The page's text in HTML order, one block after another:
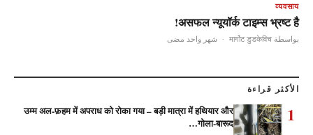
व्यवसाय
असफल न्यूयॉर्क टाइम्स भ्रष्ट है!
بواسطة मार्गोट डुडकेविच · شهر واحد مضى
الأكثر قراءة
1
उम्म अल-फ़हम में अपराध को रोका गया – बड़ी मात्रा में हथियार और
गोला-बारूद…